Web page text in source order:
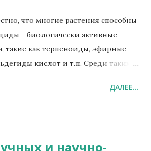
что многие растения способны
- биологически активные
такие как терпеноиды, эфирные
кислот и т.п. Среди таких
некоторые виды хвойных
выделять фитонциды не
ДАЛЕЕ...
и научно-